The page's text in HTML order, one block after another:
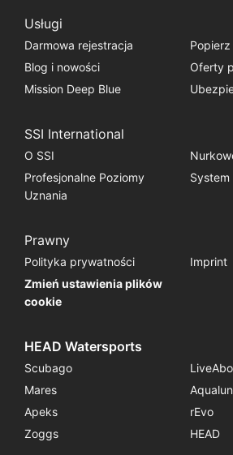
Usługi
Darmowa rejestracja
Blog i nowości
Oferty
Mission Deep Blue
SSI International
O SSI
Profesjonalne Poziomy
Uznania
System
Prawny
Polityka prywatności
Imprint
Zmień ustawienia plików
cookie
HEAD Watersports
Scubago
Mares
Apeks
rEvo
Zoggs
HEAD